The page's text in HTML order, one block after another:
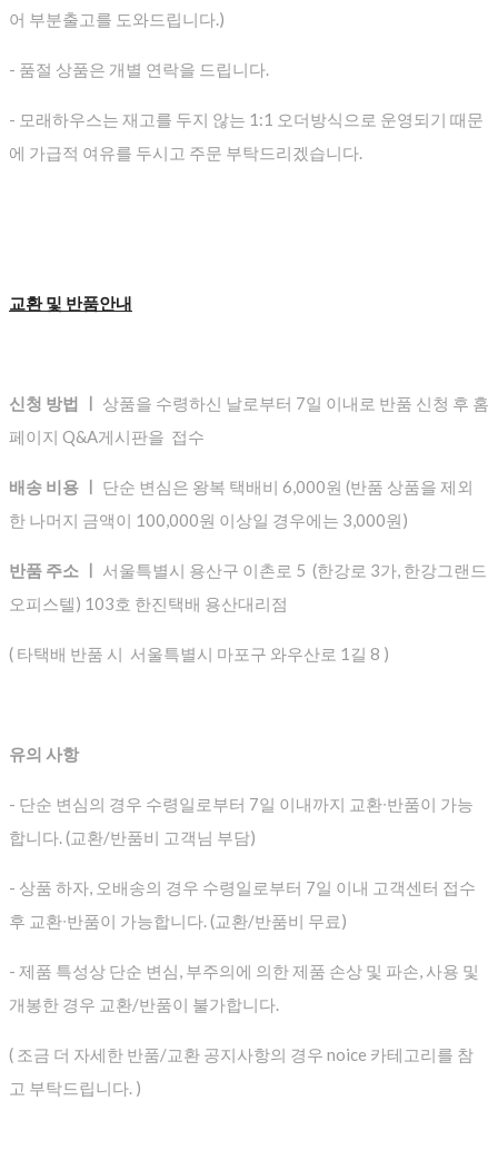
어 부분출고를 도와드립니다.)
- 품절 상품은 개별 연락을 드립니다.
- 모래하우스는 재고를 두지 않는 1:1 오더방식으로 운영되기 때문
에 가급적 여유를 두시고 주문 부탁드리겠습니다.
교환 및 반품안내
신청 방법 ㅣ 상품을 수령하신 날로부터 7일 이내로 반품 신청 후 홈
페이지 Q&A게시판을 접수
배송 비용 ㅣ
단순 변심은 왕복 택배비 6,000원 (반품 상품을 제외
한 나머지 금액이 100,000원 이상일 경우에는 3,000원)
반품 주소 ㅣ 서울특별시 용산구 이촌로 5 (한강로 3가, 한강그랜드
오피스텔) 103호 한진택배 용산대리점
( 타택배 반품 시 서울특별시 마포구 와우산로 1길 8 )
유의 사항
- 단순 변심의 경우 수령일로부터 7일 이내까지 교환∙반품이 가능
합니다. (교환/반품비 고객님 부담)
- 상품 하자, 오배송의 경우 수령일로부터 7일 이내 고객센터 접수
후 교환∙반품이 가능합니다. (교환/반품비 무료)
- 제품 특성상 단순 변심, 부주의에 의한 제품 손상 및 파손, 사용 및
개봉한 경우 교환/반품이 불가합니다.
( 조금 더 자세한 반품/교환 공지사항의 경우 noice 카테고리를 참
고 부탁드립니다. )